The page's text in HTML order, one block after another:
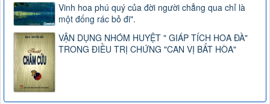
Vinh hoa phú quý của đời người chẳng qua chỉ là
một đống rác bỏ đi".
VẬN DỤNG NHÓM HUYỆT " GIÁP TÍCH HOA ĐÀ"
TRONG ĐIỀU TRỊ CHỨNG "CAN VỊ BẤT HÒA"